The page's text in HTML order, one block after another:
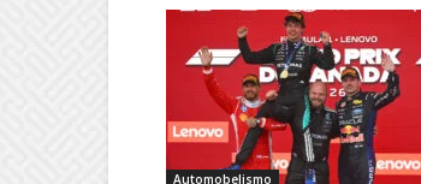
Automobelismo